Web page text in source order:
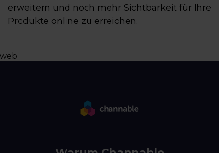
erweitern und noch mehr Sichtbarkeit für Ihre
Produkte online zu erreichen.
web